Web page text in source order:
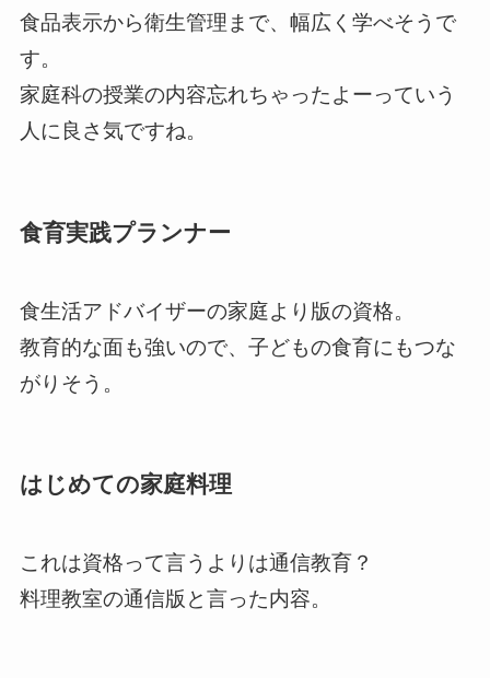
食品表示から衛生管理まで、幅広く学べそうで
す。
家庭科の授業の内容忘れちゃったよーっていう
人に良さ気ですね。
食育実践プランナー
食生活アドバイザーの家庭より版の資格。
教育的な面も強いので、子どもの食育にもつな
がりそう。
はじめての家庭料理
これは資格って言うよりは通信教育？
料理教室の通信版と言った内容。